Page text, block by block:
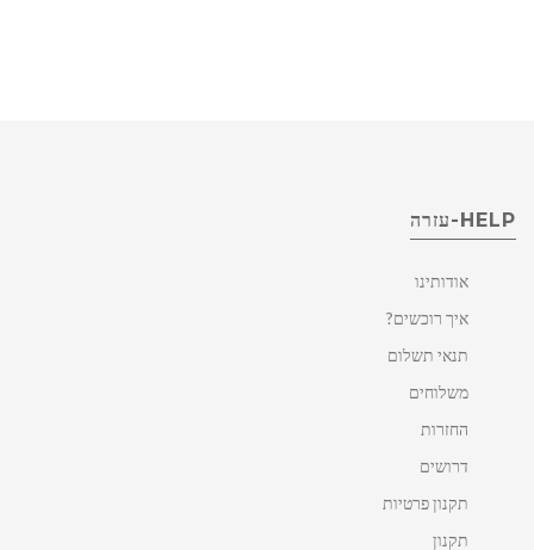
HELP-עזרה
אודותינו
איך רוכשים?
תנאי תשלום
משלוחים
החזרות
דרושים
תקנון פרטיות
תקנון